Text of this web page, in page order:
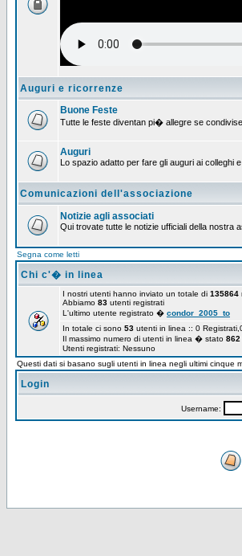
Auguri e ricorrenze
Buone Feste
Tutte le feste diventan pi� allegre se condivise
Auguri
Lo spazio adatto per fare gli auguri ai colleghi e
Comunicazioni dell'associazione
Notizie agli associati
Qui trovate tutte le notizie ufficiali della nostra
Segna come letti
Chi c'� in linea
I nostri utenti hanno inviato un totale di 135864
Abbiamo 83 utenti registrati
L'ultimo utente registrato � condor_2005_to
In totale ci sono 53 utenti in linea :: 0
Il massimo numero di utenti in linea � stato 862
Utenti registrati: Nessuno
Questi dati si basano sugli utenti in linea negli ultimi cinque
Login
Username: